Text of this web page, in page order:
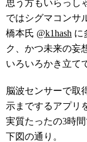
思う方もいらっし
ではシグマコンサ
橋本氏 @k1hash に
ク、かつ未来の妄
いろいろかき立て
脳波センサーで取
示までするアプリ
実質たったの3時
下図の通り。